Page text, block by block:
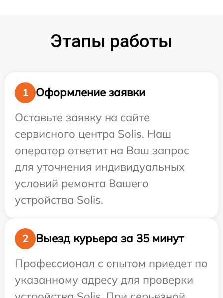
Этапы работы
1
Оформление заявки
Оставьте заявку на сайте
сервисного центра Solis. Наш
оператор ответит на Ваш запрос
для уточнения индивидуальных
условий ремонта Вашего
устройства Solis.
2
Выезд курьера за 35 минут
Профессионал с опытом приедет по
указанному адресу для проверки